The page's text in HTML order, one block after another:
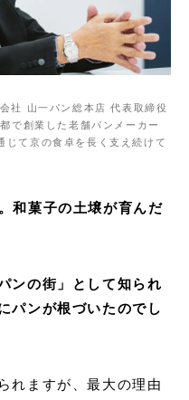
社 山一パン総本店 代表取締役
で創業した老舗パンメーカー
じて京の食卓を長く支え続けて
和菓子の土壌が育んだ
ンの街」として知られ
パンが根づいたのでし
れますが、最大の理由